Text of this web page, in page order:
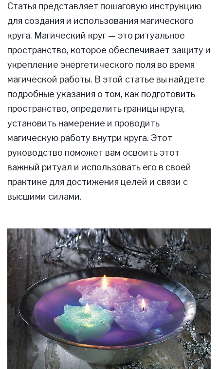
Статья представляет пошаговую инструкцию
для создания и использования магического
круга. Магический круг — это ритуальное
пространство, которое обеспечивает защиту и
укрепление энергетического поля во время
магической работы. В этой статье вы найдете
подробные указания о том, как подготовить
пространство, определить границы круга,
установить намерение и проводить
магическую работу внутри круга. Этот
руководство поможет вам освоить этот
важный ритуал и использовать его в своей
практике для достижения целей и связи с
высшими силами.